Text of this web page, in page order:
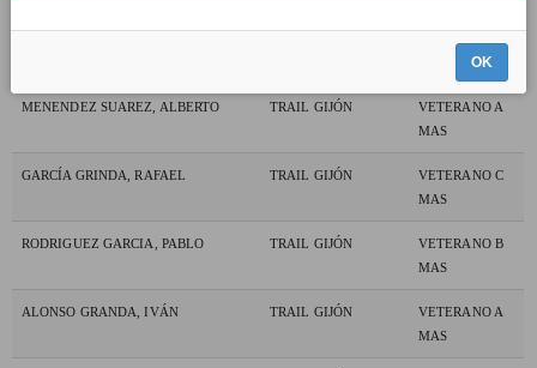
MENENDEZ SUAREZ, ALBERTO TRAIL GIJÓN
VETERANO A
MAS
GARCÍA GRINDA, RAFAEL TRAIL GIJÓN
VETERANO C
MAS
RODRIGUEZ GARCIA, PABLO TRAIL GIJÓN
VETERANO B
MAS
ALONSO GRANDA, IVÁN TRAIL GIJÓN
VETERANO A
MAS
OK